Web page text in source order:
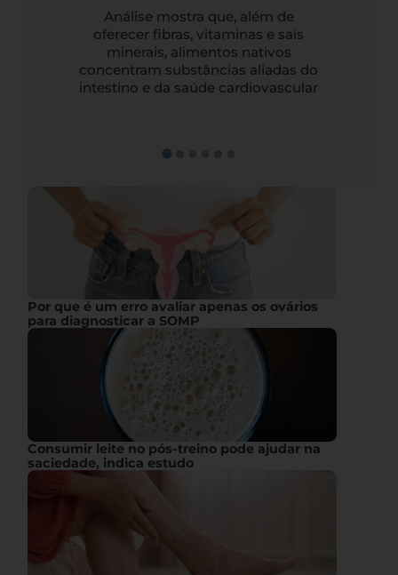
Análise mostra que, além de
oferecer fibras, vitaminas e sais
minerais, alimentos nativos
concentram substâncias aliadas do
intestino e da saúde cardiovascular
Por que é um erro avaliar apenas os ovários
para diagnosticar a SOMP
Consumir leite no pós-treino pode ajudar na
saciedade, indica estudo